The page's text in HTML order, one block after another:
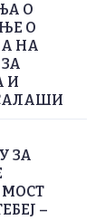
О
О
НА
И
ЗА
–